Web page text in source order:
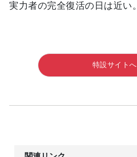
実力者の完全復活の日は近い。
特設サイトへ